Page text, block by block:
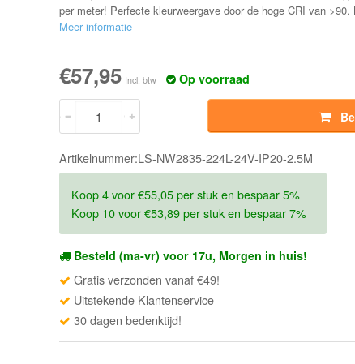
per meter! Perfecte kleurweergave door de hoge CRI van >90.
Meer informatie
€57,95 Incl. btw Op voorraad
Artikelnummer:LS-NW2835-224L-24V-IP20-2.5M
Koop 4 voor €55,05 per stuk en bespaar 5%
Koop 10 voor €53,89 per stuk en bespaar 7%
Besteld (ma-vr) voor 17u, Morgen in huis!
Gratis verzonden vanaf €49!
Uitstekende Klantenservice
30 dagen bedenktijd!